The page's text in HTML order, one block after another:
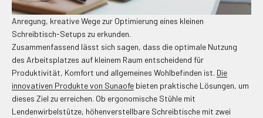
Anregung, kreative Wege zur Optimierung eines kleinen
Schreibtisch-Setups zu erkunden.
Zusammenfassend lässt sich sagen, dass die optimale Nutzung
des Arbeitsplatzes auf kleinem Raum entscheidend für
Produktivität, Komfort und allgemeines Wohlbefinden ist. Die
innovativen Produkte von Sunaofe bieten praktische Lösungen, um
dieses Ziel zu erreichen. Ob ergonomische Stühle mit
Lendenwirbelstütze, höhenverstellbare Schreibtische mit zwei